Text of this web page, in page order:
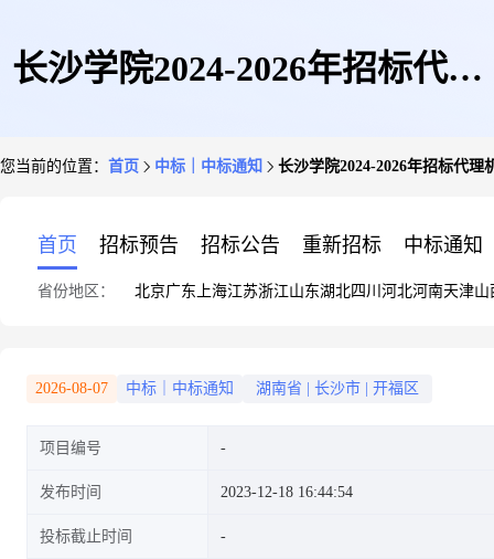
长沙学院2024-2026年招标代理
您当前的位置： 首页 中标｜中标通知 长沙学院2024-2026年招标代理
首页 招标预告 招标公告 重新招标 中标通知
省份地区： 北京广东 上海江苏浙江山东湖北四川 河北河南天津山
2026-08-07 中标｜中标通知 湖南省 长沙市 开福区
项目编号
发布时间 2023-12-18 16:44:54
投标截止时间